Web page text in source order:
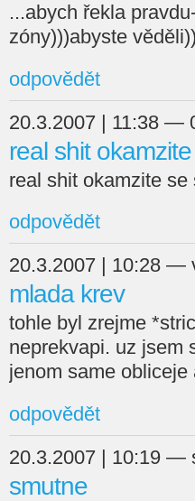
...abych řekla
zóny)))abyste
odpovědět
20.3.2007 | 11:38 —
real shit
real shit okamzite
odpovědět
20.3.2007 | 10:28 —
mlada krev
tohle byl zrejme
neprekvapi. uz jsem
jenom same obliceje
odpovědět
20.3.2007 | 10:19 —
smutne